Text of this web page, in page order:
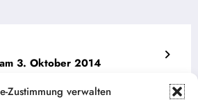
Zustimmung verwalten
3. Oktober 2014